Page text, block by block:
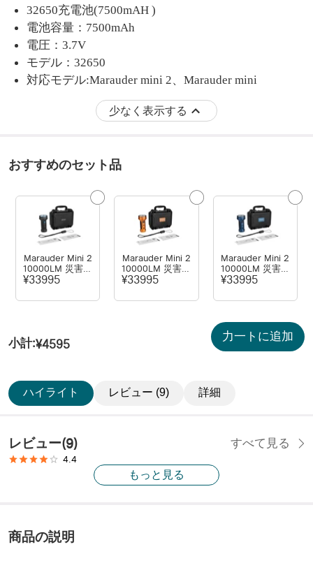
32650充電池(7500mAH )
電池容量： 7500mAh
電圧： 3.7V
モデル： 32650
対応モデル:Marauder mini 2、 Marauder mini
少なく表示する
おすすめのセット品
Marauder Mini 2
10000LM 災害対
応 デュアルビー
¥33995
Marauder Mini 2
10000LM 災害対
応 デュアルビー
¥33995
Marauder Mini 2
10000LM 災害対
応 デュアルビー
¥33995
小計:¥4595
力一トに追加
ハイライト レビュー (9) 詳細
レビュー(9) すべて見る
4.4
もっと見る
商品の説明